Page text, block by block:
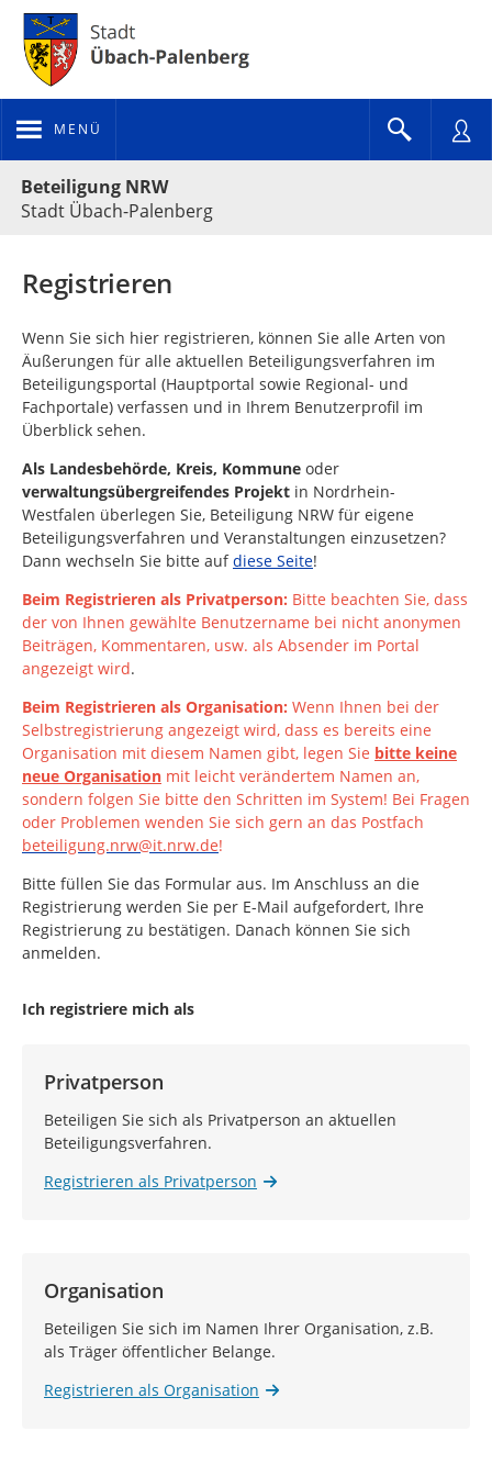
MENÜ
Beteiligung NRW
Stadt Übach-Palenberg
Registrieren
Wenn Sie sich hier registrieren, können Sie alle Arten von
Äußerungen für alle aktuellen Beteiligungsverfahren im
Beteiligungsportal (Hauptportal sowie Regional- und
Fachportale) verfassen und in Ihrem Benutzerprofil im
Überblick sehen.
Als Landesbehörde, Kreis, Kommune oder
verwaltungsübergreifendes Projekt in Nordrhein-
Westfalen überlegen Sie, Beteiligung NRW für eigene
Beteiligungsverfahren und Veranstaltungen einzusetzen?
Dann wechseln Sie bitte aufdiese Seite!
Beim Registrieren als Privatperson: Bitte beachten Sie, dass
der von Ihnen gewählte Benutzername bei nicht anonymen
Beiträgen, Kommentaren, usw. als Absender im Portal
angezeigt wird.
Beim Registrieren als Organisation: Wenn Ihnen bei der
Selbstregistrierung angezeigt wird, dass es bereits eine
Organisation mit diesem Namen gibt, legen Sie bitte keine
neue Organisation mit leicht verändertem Namen an,
sondern folgen Sie bitte den Schritten im System! Bei Fragen
oder Problemen wenden Sie sich gern an das Postfach
beteiligung.nrw@it.nrw.de!
Bitte füllen Sie das Formular aus. Im Anschluss an die
Registrierung werden Sie per E-Mail aufgefordert, Ihre
Registrierung zu bestätigen. Danach können Sie sich
anmelden.
Ich registriere mich als
Privatperson
Beteiligen Sie sich als Privatperson an aktuellen
Beteiligungsverfahren.
Registrieren als Privatperson
Organisation
Beteiligen Sie sich im Namen Ihrer Organisation, z.B.
als Träger öffentlicher Belange.
Registrieren als Organisation